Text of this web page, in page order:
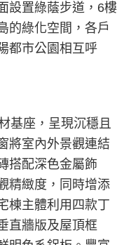
設置綠蔭步道，6樓
的綠化空間，各戶
都市公園相互呼
基座，呈現沉穩且
將室內外景觀連結
搭配深色金屬飾
精緻度，同時增添
棟主體利用四款丁
直牆版及屋頂框